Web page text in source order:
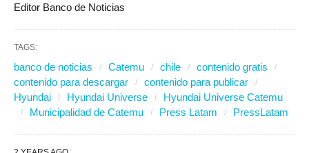
Editor Banco de Noticias
TAGS:
banco de noticias Catemu chile
contenido gratis
contenido para descargar
contenido para publicar
Hyundai
Hyundai Universe
Hyundai Universe Catemu
Municipalidad de Catemu
Press Latam PressLatam